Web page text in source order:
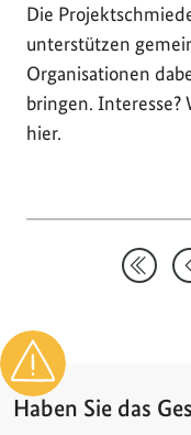
Die
unterstützen
Organisationen
bringen.
hier.
Erste
Haben Sie das